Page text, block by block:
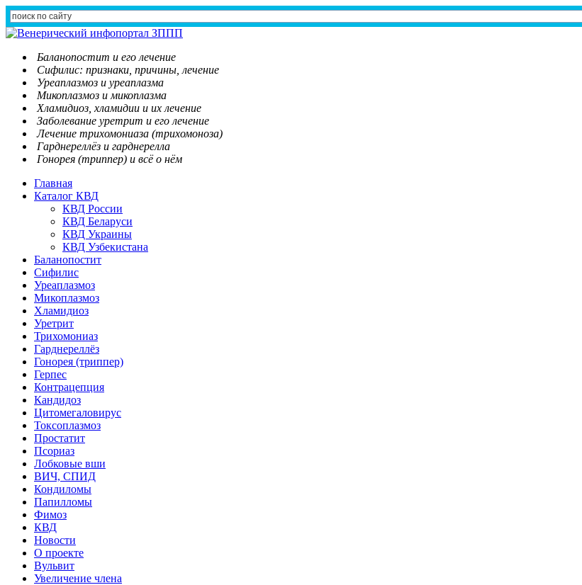
Баланопостит и его лечение
Сифилис: признаки, причины, лечение
Уреаплазмоз и уреаплазма
Микоплазмоз и микоплазма
Хламидиоз, хламидии и их лечение
Заболевание уретрит и его лечение
Лечение трихомониаза (трихомоноза)
Гарднереллёз и гарднерелла
Гонорея (триппер) и всё о нём
Главная
Каталог КВД
КВД России
КВД Беларуси
КВД Украины
КВД Узбекистана
Баланопостит
Сифилис
Уреаплазмоз
Микоплазмоз
Хламидиоз
Уретрит
Трихомониаз
Гарднереллёз
Гонорея (триппер)
Герпес
Контрацепция
Кандидоз
Цитомегаловирус
Токсоплазмоз
Простатит
Псориаз
Лобковые вши
ВИЧ, СПИД
Кондиломы
Папилломы
Фимоз
КВД
Новости
О проекте
Вульвит
Увеличение члена